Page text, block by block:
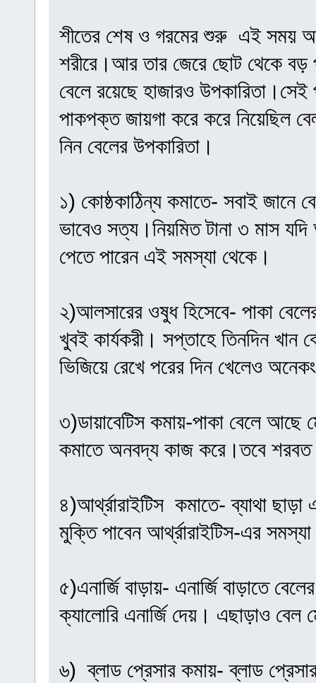
শীতের শেষ ও গরমের শুরু এই সময়
শরীরে।আর তার জেরে ছোট থেকে বড়
বেলে রয়েছে হাজারও উপকারিতা।সেই
পাকপক্ত জায়গা করে করে নিয়েছিল
নিন বেলের উপকারিতা।
১) কোষ্ঠকাঠিন্য কমাতে- সবাই জানে
ভাবেও সত্য।নিয়মিত টানা ৩ মাস
পেতে পারেন এই সমস্যা থেকে।
২)আলসারের ওষুধ হিসেবে- পাকা
খুবই কার্যকরী। সপ্তাহে তিনদিন খান
ভিজিয়ে রেখে পরের দিন খেলেও
৩)ডায়াবেটিস কমায়-পাকা বেলে আছে
কমাতে অনবদ্য কাজ করে।তবে শরবত
৪)আর্থ্রারাইটিস কমাতে- ব্যাথা
মুক্তি পাবেন আর্থ্রারাইটিস-এর
৫)এনার্জি বাড়ায়- এনার্জি বাড়াতে
ক্যালোরি এনার্জি দেয়। এছাড়াও বেল
৬) ব্লাড প্রেসার কমায়- ব্লাড